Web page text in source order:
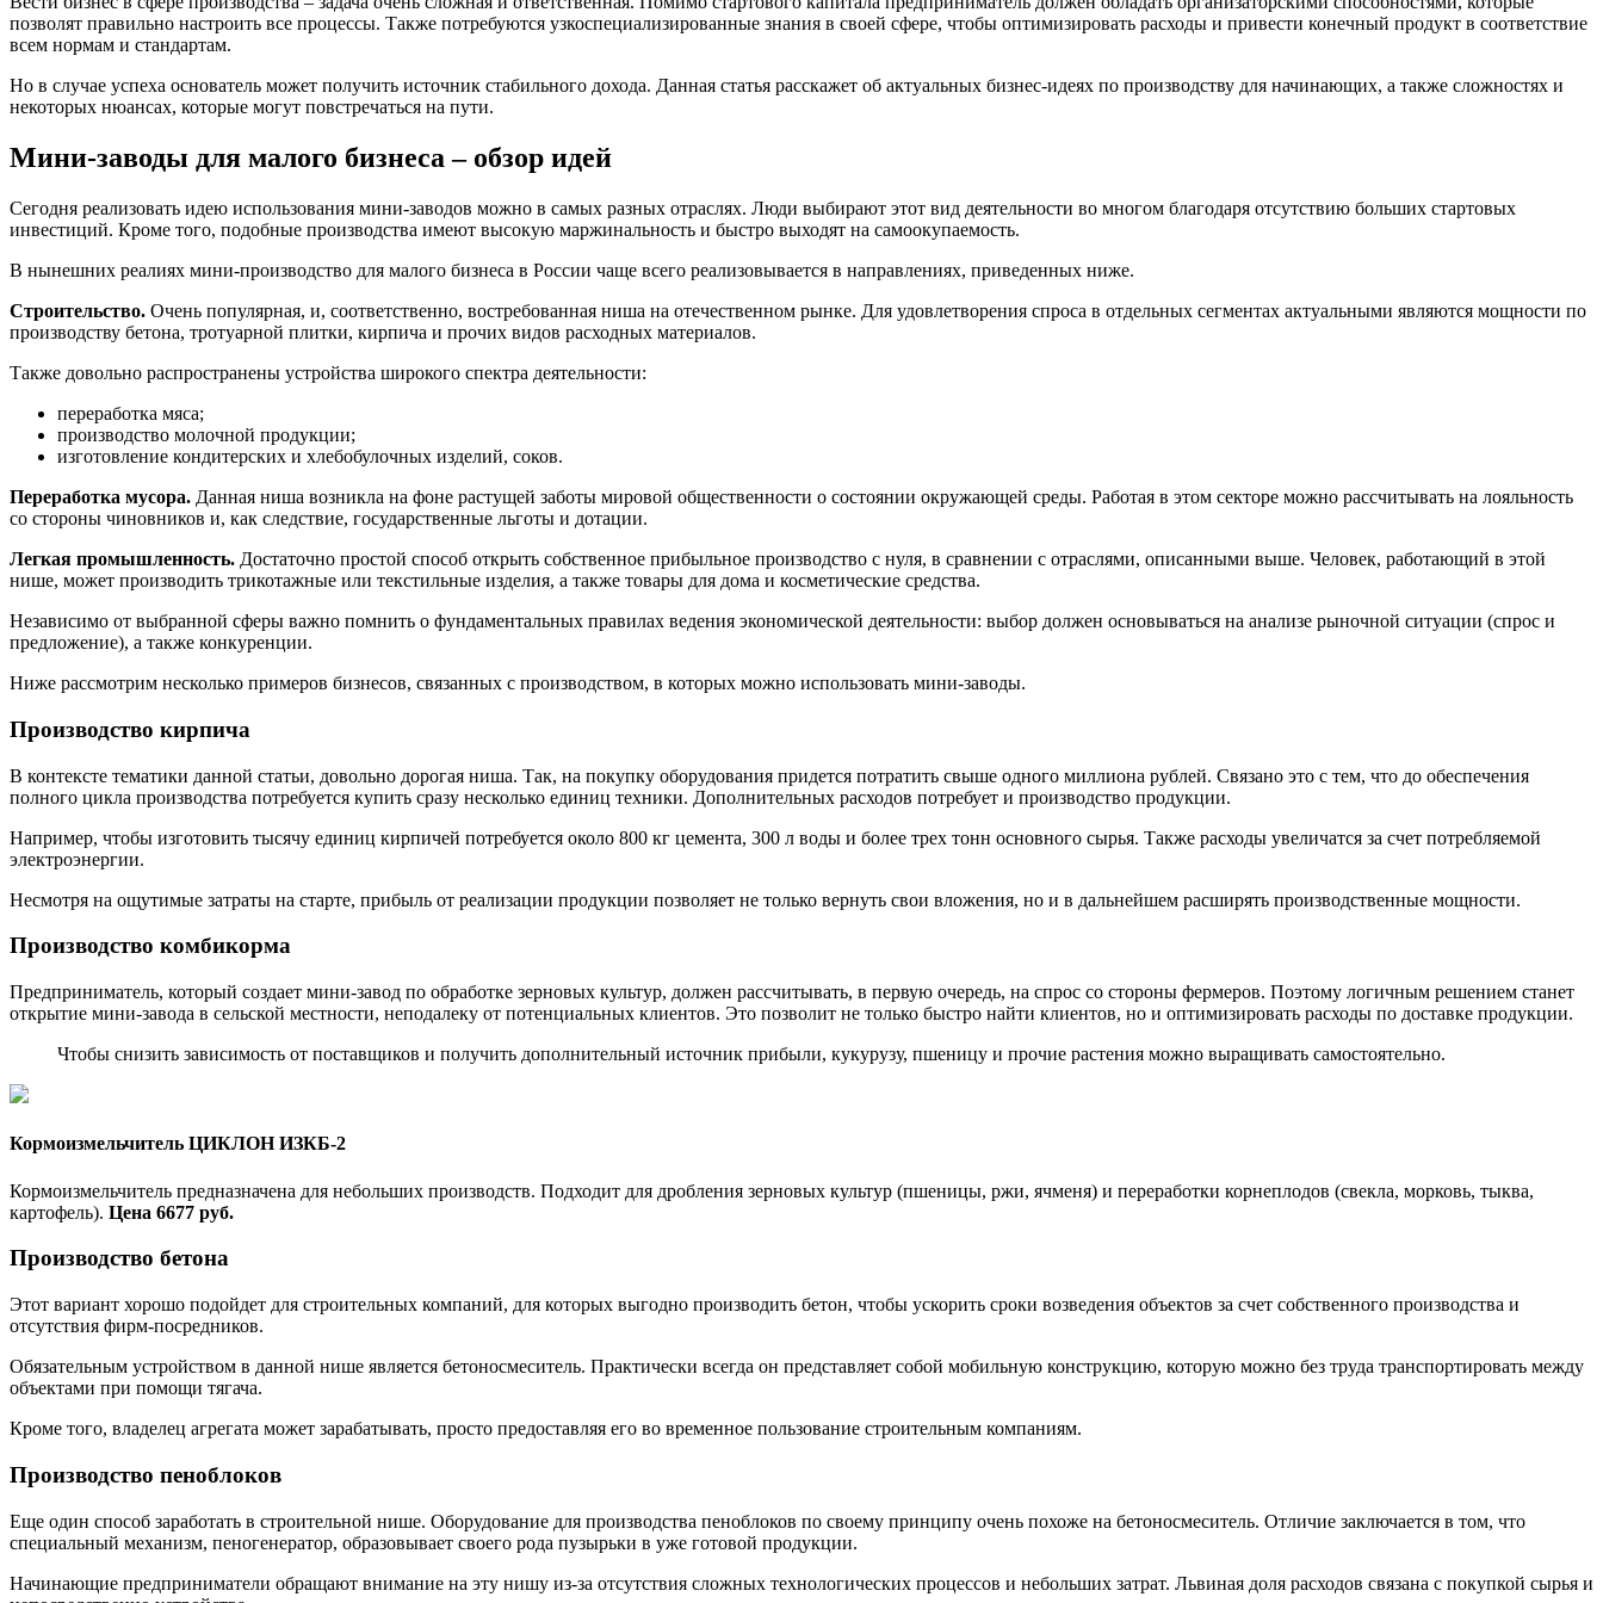
позволят правильно настроить все процессы. Также потребуются узкоспециализированные знания в своей сфере, чтобы оптимизировать расходы и привести конечный продукт в соответствие
всем нормам и стандартам.
Но в случае успеха основатель может получить источник стабильного дохода. Данная статья расскажет об актуальных бизнес-идеях по производству для начинающих, а также сложностях и
некоторых нюансах, которые могут повстречаться на пути.
Мини-заводы для малого бизнеса – обзор идей
Сегодня реализовать идею использования мини-заводов можно в самых разных отраслях. Люди выбирают этот вид деятельности во многом благодаря отсутствию больших стартовых
инвестиций. Кроме того, подобные производства имеют высокую маржинальность и быстро выходят на самоокупаемость.
В нынешних реалиях мини-производство для малого бизнеса в России чаще всего реализовывается в направлениях, приведенных ниже.
Строительство. Очень популярная, и, соответственно, востребованная ниша на отечественном рынке. Для удовлетворения спроса в отдельных сегментах актуальными являются мощности по
производству бетона, тротуарной плитки, кирпича и прочих видов расходных материалов.
Также довольно распространены устройства широкого спектра деятельности:
переработка мяса;
производство молочной продукции;
изготовление кондитерских и хлебобулочных изделий, соков.
Переработка мусора. Данная ниша возникла на фоне растущей заботы мировой общественности о состоянии окружающей среды. Работая в этом секторе можно рассчитывать на лояльность
со стороны чиновников и, как следствие, государственные льготы и дотации.
Легкая промышленность. Достаточно простой способ открыть собственное прибыльное производство с нуля, в сравнении с отраслями, описанными выше. Человек, работающий в этой
нише, может производить трикотажные или текстильные изделия, а также товары для дома и косметические средства.
Независимо от выбранной сферы важно помнить о фундаментальных правилах ведения экономической деятельности: выбор должен основываться на анализе рыночной ситуации (спрос и
предложение), а также конкуренции.
Ниже рассмотрим несколько примеров бизнесов, связанных с производством, в которых можно использовать мини-заводы.
Производство кирпича
В контексте тематики данной статьи, довольно дорогая ниша. Так, на покупку оборудования придется потратить свыше одного миллиона рублей. Связано это с тем, что до обеспечения
полного цикла производства потребуется купить сразу несколько единиц техники. Дополнительных расходов потребует и производство продукции.
Например, чтобы изготовить тысячу единиц кирпичей потребуется около 800 кг цемента, 300 л воды и более трех тонн основного сырья. Также расходы увеличатся за счет потребляемой
электроэнергии.
Несмотря на ощутимые затраты на старте, прибыль от реализации продукции позволяет не только вернуть свои вложения, но и в дальнейшем расширять производственные мощности.
Производство комбикорма
Предприниматель, который создает мини-завод по обработке зерновых культур, должен рассчитывать, в первую очередь, на спрос со стороны фермеров. Поэтому логичным решением станет
открытие мини-завода в сельской местности, неподалеку от потенциальных клиентов. Это позволит не только быстро найти клиентов, но и оптимизировать расходы по доставке продукции.
Чтобы снизить зависимость от поставщиков и получить дополнительный источник прибыли, кукурузу, пшеницу и прочие растения можно выращивать самостоятельно.
Кормоизмельчитель ЦИКЛОН ИЗКБ-2
Кормоизмельчитель предназначена для небольших производств. Подходит для дробления зерновых культур (пшеницы, ржи, ячменя) и переработки корнеплодов (свекла, морковь, тыква,
картофель). Цена 6677 руб.
Производство бетона
Этот вариант хорошо подойдет для строительных компаний, для которых выгодно производить бетон, чтобы ускорить сроки возведения объектов за счет собственного производства и
отсутствия фирм-посредников.
Обязательным устройством в данной нише является бетоносмеситель. Практически всегда он представляет собой мобильную конструкцию, которую можно без труда транспортировать между
объектами при помощи тягача.
Кроме того, владелец агрегата может зарабатывать, просто предоставляя его во временное пользование строительным компаниям.
Производство пеноблоков
Еще один способ заработать в строительной нише. Оборудование для производства пеноблоков по своему принципу очень похоже на бетоносмеситель. Отличие заключается в том, что
специальный механизм, пеногенератор, образовывает своего рода пузырьки в уже готовой продукции.
Начинающие предприниматели обращают внимание на эту нишу из-за отсутствия сложных технологических процессов и небольших затрат. Львиная доля расходов связана с покупкой сырья и